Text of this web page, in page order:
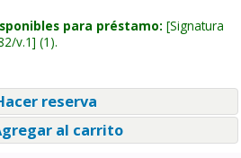
para préstamo: Signatura
v.1 (1).
reserva
al carrito